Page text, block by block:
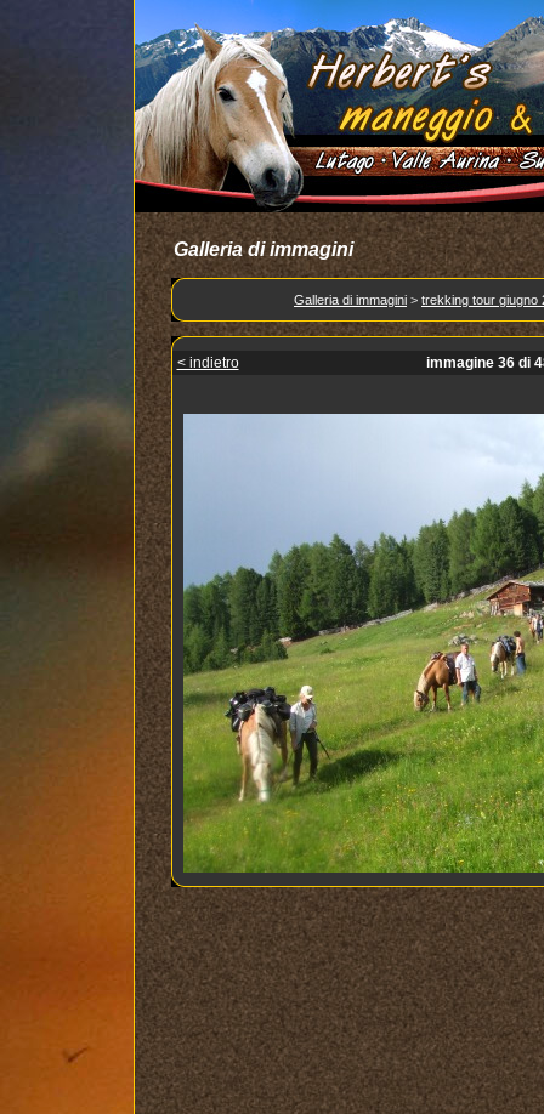
Galleria di immagini
Galleria di immagini > trekking tour giugno
< indietro immagine 36 di